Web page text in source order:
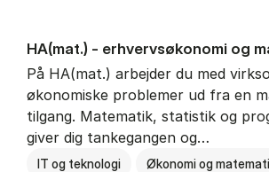
HA(mat.) - erhvervs­økonomi og
På HA(mat.) arbejder du med
økonomiske problemer ud fra en
tilgang. Matematik, statistik og
giver dig tankegangen og…
IT og teknologi Økonomi og